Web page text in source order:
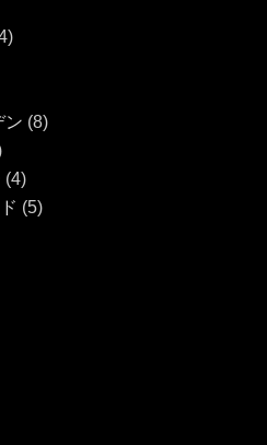
ン (8)
(4)
(5)